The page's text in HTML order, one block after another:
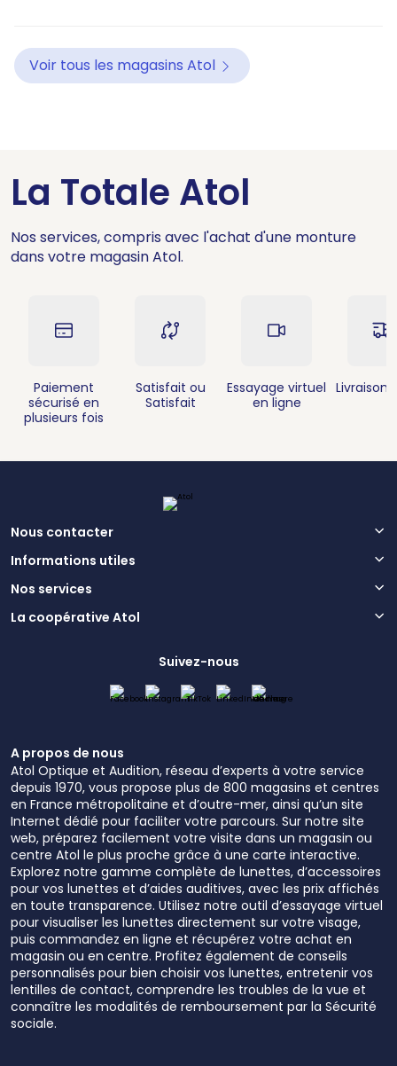
Voir tous les magasins Atol
La Totale Atol
Nos services, compris avec l'achat d'une monture
dans votre magasin Atol.
Paiement
sécurisé en
plusieurs fois
Satisfait ou
Satisfait
Essayage virtuel
en ligne
Livraison
Nous contacter
Informations utiles
Nos services
La coopérative Atol
Suivez-nous
A propos de nous
Atol Optique et Audition, réseau d’experts à votre service
depuis 1970, vous propose plus de 800 magasins et centres
en France métropolitaine et d’outre-mer, ainsi qu’un site
Internet dédié pour faciliter votre parcours. Sur notre site
web, préparez facilement votre visite dans un magasin ou
centre Atol le plus proche grâce à une carte interactive.
Explorez notre gamme complète de lunettes, d’accessoires
pour vos lunettes et d’aides auditives, avec les prix affichés
en toute transparence. Utilisez notre outil d’essayage virtuel
pour visualiser les lunettes directement sur votre visage,
puis commandez en ligne et récupérez votre achat en
magasin ou en centre. Profitez également de conseils
personnalisés pour bien choisir vos lunettes, entretenir vos
lentilles de contact, comprendre les troubles de la vue et
connaître les modalités de remboursement par la Sécurité
sociale.